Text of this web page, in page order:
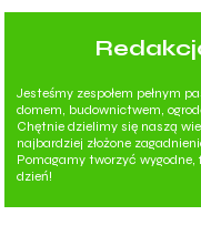
Jesteśmy zespołem pełnym
domem, budownictwem,
Chętnie dzielimy się naszą
najbardziej złożone
Pomagamy tworzyć
dzień!